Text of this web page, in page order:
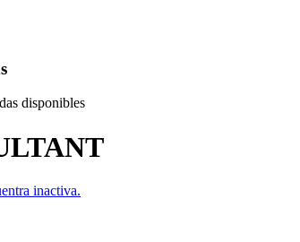
disponibles
inactiva.